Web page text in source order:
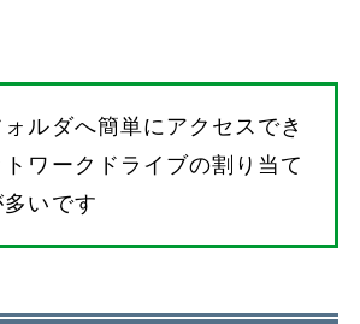
ルダへ簡単にアクセスでき
ワークドライブの割り当て
いです